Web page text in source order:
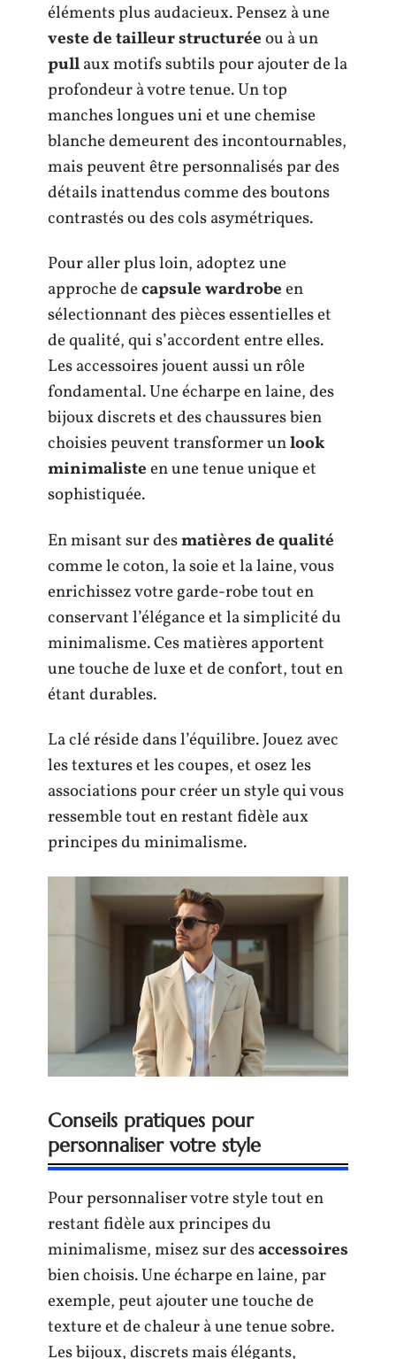
éléments plus audacieux. Pensez à une
veste de tailleur structuréeou à un
pullaux motifs subtils pour ajouter de la
profondeur à votre tenue. Un top
manches longues uni et une chemise
blanche demeurent des incontournables,
mais peuvent être personnalisés par des
détails inattendus comme des boutons
contrastés ou des cols asymétriques.
Pour aller plus loin, adoptez une
approche decapsule wardrobeen
sélectionnant des pièces essentielles et
de qualité, qui s’accordent entre elles.
Les accessoires jouent aussi un rôle
fondamental. Une écharpe en laine, des
bijoux discrets et des chaussures bien
choisies peuvent transformer unlook
minimalisteen une tenue unique et
sophistiquée.
En misant sur desmatières de qualité
comme le coton, la soie et la laine, vous
enrichissez votre garde-robe tout en
conservant l’élégance et la simplicité du
minimalisme. Ces matières apportent
une touche de luxe et de confort, tout en
étant durables.
La clé réside dans l’équilibre. Jouez avec
les textures et les coupes, et osez les
associations pour créer un style qui vous
ressemble tout en restant fidèle aux
principes du minimalisme.
Conseils pratiques pour
personnaliser votre style
Pour personnaliser votre style tout en
restant fidèle aux principes du
minimalisme, misez sur desaccessoires
bien choisis. Une écharpe en laine, par
exemple, peut ajouter une touche de
texture et de chaleur à une tenue sobre.
Les bijoux, discrets mais élégants,